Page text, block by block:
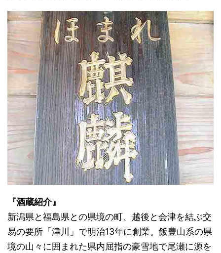
『酒蔵紹介』
新潟県と福島県との県境の町、越後と会津を結ぶ交
易の要所「津川」で明治13年に創業。飯豊山系の県
境の山々に囲まれた県内屈指の豪雪地で尾瀬に源を